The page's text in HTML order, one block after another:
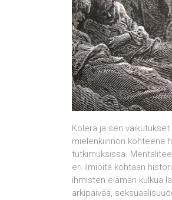
Kolera ja sen
mielenkiinnon kohteena
tutkimuksissa.
eri ilmiöitä kohtaan
ihmisten elämän kulkua
arkipäivää,